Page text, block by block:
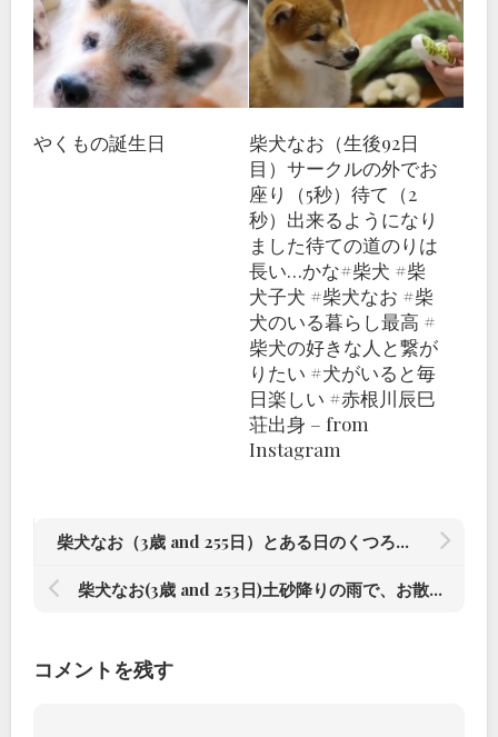
やくもの誕生日
柴犬なお（生後92日
目）サークルの外でお
座り（5秒）待て（2
秒）出来るようになり
ました待ての道のりは
長い…かな#柴犬 #柴
犬子犬 #柴犬なお #柴
犬のいる暮らし最高 #
柴犬の好きな人と繋が
りたい #犬がいると毎
日楽しい #赤根川辰巳
荘出身 – from
Instagram
柴犬なお（3歳 and 255日）とある日のくつろぎタイム#柴犬#柴犬のいる暮らし #赤根川辰巳荘出身
柴犬なお(3歳 and 253日)土砂降りの雨で、お散歩行けない#柴犬#柴犬のいる暮らし #赤根川辰巳荘出身
コメントを残す